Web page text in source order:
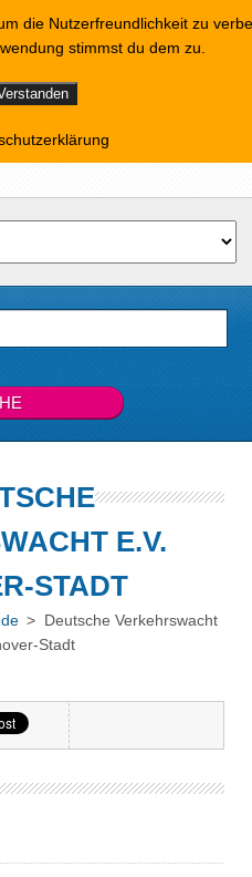
E.V.
STADT
> Deutsche Verkehrswacht
Stadt
die Nutzerfreundlichkeit zu
stimmst du dem zu.